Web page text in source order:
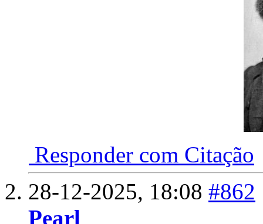
Responder com Citação
28-12-2025, 18:08 #862
Pearl